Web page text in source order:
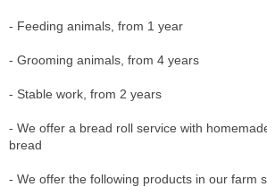
- Feeding animals, from 1 year
- Grooming animals, from 4 years
- Stable work, from 2 years
- We offer a bread roll service with
bread
- We offer the following products in our farm